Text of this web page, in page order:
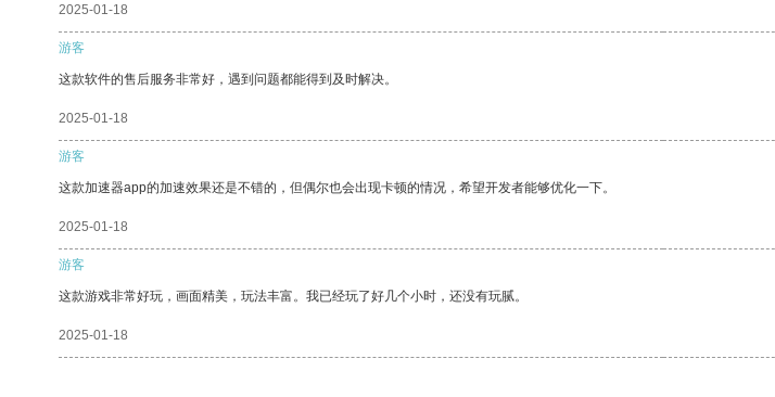
2025-01-18
游客
这款软件的售后服务非常好，遇到问题都能得到及时解决。
2025-01-18
游客
这款加速器app的加速效果还是不错的，但偶尔也会出现卡顿的情况，希望开发者能够优化一下。
2025-01-18
游客
这款游戏非常好玩，画面精美，玩法丰富。我已经玩了好几个小时，还没有玩腻。
2025-01-18